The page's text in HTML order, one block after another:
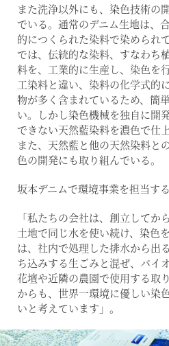
また洗浄以外にも、染色技術の
でいる。通常のデニム生地は、
的につくられた染料で染められ
では、伝統的な染料、すなわち
料を、工業的に生産し、染色を
工染料と違い、染料の化学式的
物が多く含まれているため、簡
い。しかし染色機械を独自に開
できない天然藍染料を濃色で仕
また、天然藍と他の天然染料と
色の開発にも取り組んでいる。
坂本デニムで環境事業を担当す
「私たちの会社は、創立してか
土地で同じ水を使い続け、染色
は、社内で処理した排水から出
ち込みする生ごみと混ぜ、バイ
花壇や近隣の農園で使用する取
からも、世界一環境に優しい染
いと考えています」。